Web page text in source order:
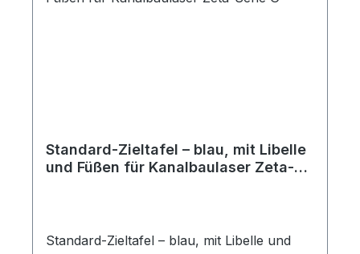
Standard-Zieltafel – blau, mit Libelle
und Füßen für Kanalbaulaser Zeta-
Standard-Zieltafel – blau, mit Libelle und